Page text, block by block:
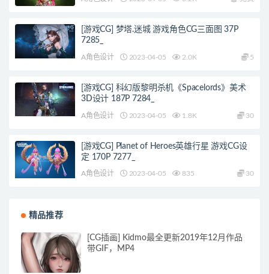
[游戏CG] 梦塔.迷城 游戏角色CG三面图 37P
7285_
A角色设计 2023-04-05 2.0K 5
[游戏CG] 科幻版黎明杀机《Spacelords》美术
3D设计 187P 7284_
A角色设计 2023-04-05 1.8K 30
[游戏CG] Planet of Heroes英雄行星 游戏CG设
定 170P 7277_
A角色设计 2023-04-05 835 30
精品推荐
[CG插画] Kidmo最全更新2019年12月作品
带GIF，MP4